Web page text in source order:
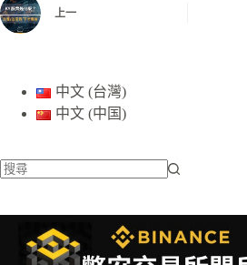
上一
中文 (台灣)
中文 (中国)
不